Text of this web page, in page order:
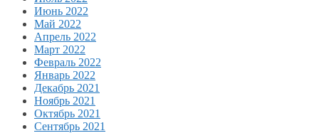
Июнь 2022
Май 2022
Апрель 2022
Март 2022
Февраль 2022
Январь 2022
Декабрь 2021
Ноябрь 2021
Октябрь 2021
Сентябрь 2021